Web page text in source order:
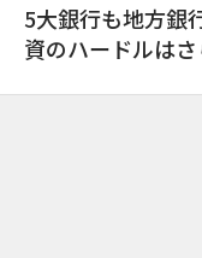
5大銀行も地方銀
資のハードルはさ